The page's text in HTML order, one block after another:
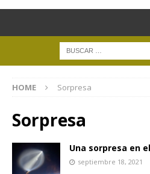
HOME Sorpresa
Sorpresa
Una sorpresa en
septiembre 18, 2021